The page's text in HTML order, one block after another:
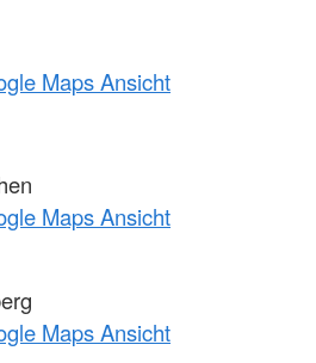
Maps Ansicht
Maps Ansicht
Maps Ansicht